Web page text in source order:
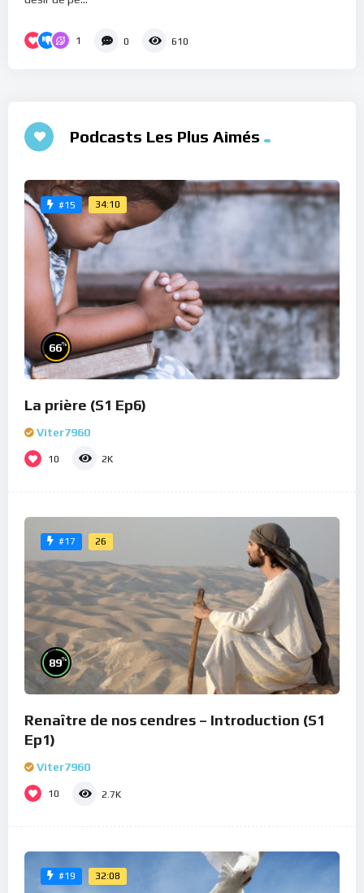
1 0 610
Podcasts Les Plus Aimés
#15 34:10
66%
La prière (S1 Ep6)
Viter7960
10 2K
#17 26
89%
Renaître de nos cendres – Introduction (S1
Ep1)
Viter7960
10 2.7K
#19 32:08